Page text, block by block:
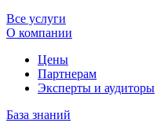
Все услуги
О компании
Цены
Партнерам
Эксперты и аудиторы
База знаний